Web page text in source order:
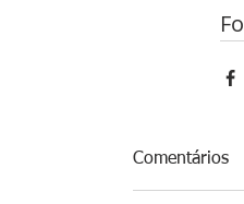
Comentários